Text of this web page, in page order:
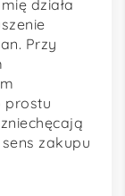
działa
Przy
prostu
zakupu